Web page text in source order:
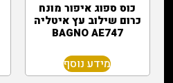
כוס ספוג איפור מונח
כרום שילוב עץ איטליה
BAGNO AE747
מידע נוסף